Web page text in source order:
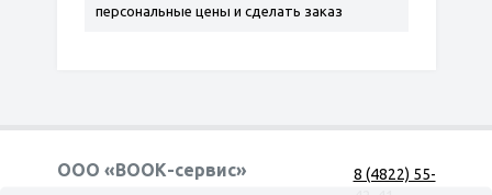
персональные цены и сделать заказ
ООО «ВООК-сервис»
8 (4822) 55-